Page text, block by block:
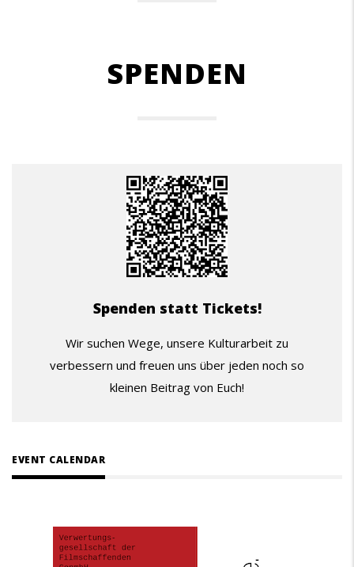
SPENDEN
Spenden statt Tickets!
Wir suchen Wege, unsere Kulturarbeit zu
verbessern und freuen uns über jeden noch so
kleinen Beitrag von Euch!
EVENT CALENDAR